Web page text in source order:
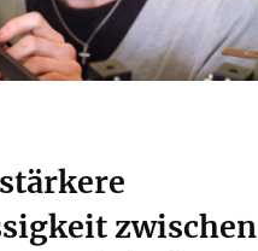
zwischen